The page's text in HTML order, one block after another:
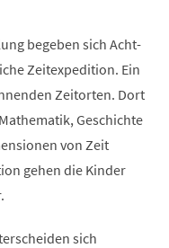
begeben sich Acht-
Zeitexpedition. Ein
Zeitorten. Dort
Geschichte
von Zeit
gehen die Kinder
sich